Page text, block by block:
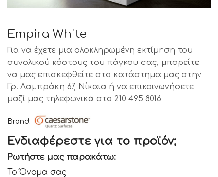
Empira White
Για να έχετε μια ολοκληρωμένη εκτίμηση του
συνολικού κόστους του πάγκου σας, μπορείτε
να μας επισκεφθείτε στο κατάστημα μας στην
Γρ. Λαμπράκη 67, Νίκαια ή να επικοινωνήσετε
μαζί μας τηλεφωνικά στο 210 495 8016
Brand:
Ενδιαφέρεστε για το προϊόν;
Ρωτήστε μας παρακάτω:
Το Όνομα σας